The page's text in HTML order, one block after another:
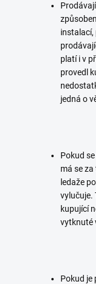
instalací,
platí i v
provedl
jedná o
Pokud
má se
ledaže
vylučuje.
kupující
vytknuté
Pokud je